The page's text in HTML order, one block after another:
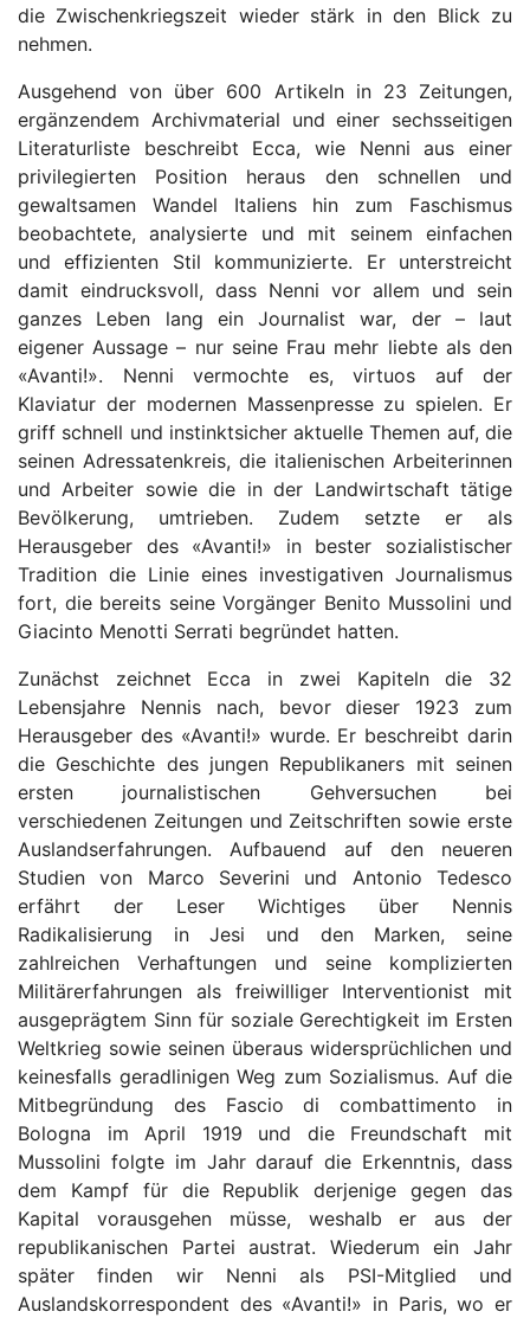
die Zwischenkriegszeit wieder stärk in den Blick zu
nehmen.
Ausgehend von über 600 Artikeln in 23 Zeitungen,
ergänzendem Archivmaterial und einer sechsseitigen
Literaturliste beschreibt Ecca, wie Nenni aus einer
privilegierten Position heraus den schnellen und
gewaltsamen Wandel Italiens hin zum Faschismus
beobachtete, analysierte und mit seinem einfachen
und effizienten Stil kommunizierte. Er unterstreicht
damit eindrucksvoll, dass Nenni vor allem und sein
ganzes Leben lang ein Journalist war, der – laut
eigener Aussage – nur seine Frau mehr liebte als den
«Avanti!». Nenni vermochte es, virtuos auf der
Klaviatur der modernen Massenpresse zu spielen. Er
griff schnell und instinktsicher aktuelle Themen auf, die
seinen Adressatenkreis, die italienischen Arbeiterinnen
und Arbeiter sowie die in der Landwirtschaft tätige
Bevölkerung, umtrieben. Zudem setzte er als
Herausgeber des «Avanti!» in bester sozialistischer
Tradition die Linie eines investigativen Journalismus
fort, die bereits seine Vorgänger Benito Mussolini und
Giacinto Menotti Serrati begründet hatten.
Zunächst zeichnet Ecca in zwei Kapiteln die 32
Lebensjahre Nennis nach, bevor dieser 1923 zum
Herausgeber des «Avanti!» wurde. Er beschreibt darin
die Geschichte des jungen Republikaners mit seinen
ersten journalistischen Gehversuchen bei
verschiedenen Zeitungen und Zeitschriften sowie erste
Auslandserfahrungen. Aufbauend auf den neueren
Studien von Marco Severini und Antonio Tedesco
erfährt der Leser Wichtiges über Nennis
Radikalisierung in Jesi und den Marken, seine
zahlreichen Verhaftungen und seine komplizierten
Militärerfahrungen als freiwilliger Interventionist mit
ausgeprägtem Sinn für soziale Gerechtigkeit im Ersten
Weltkrieg sowie seinen überaus widersprüchlichen und
keinesfalls geradlinigen Weg zum Sozialismus. Auf die
Mitbegründung des Fascio di combattimento in
Bologna im April 1919 und die Freundschaft mit
Mussolini folgte im Jahr darauf die Erkenntnis, dass
dem Kampf für die Republik derjenige gegen das
Kapital vorausgehen müsse, weshalb er aus der
republikanischen Partei austrat. Wiederum ein Jahr
später finden wir Nenni als PSI-Mitglied und
Auslandskorrespondent des «Avanti!» in Paris, wo er